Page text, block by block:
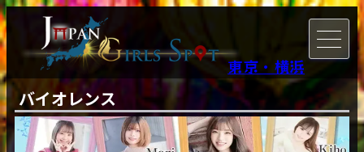
東京・横浜
バイオレンス